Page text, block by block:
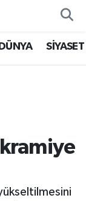
DÜNYA SİYASET